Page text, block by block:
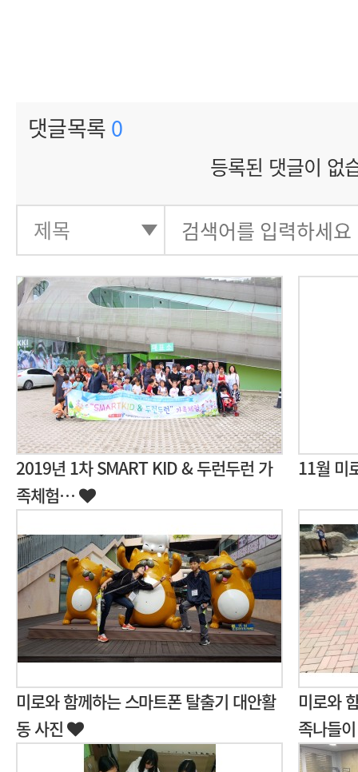
댓글목록 0
등록된 댓글이 없
2019년 1차 SMART KID & 두런두런 가
족체험…
11월 미
미로와 함께하는 스마트폰 탈출기 대안활
동 사진
미로와
족나들